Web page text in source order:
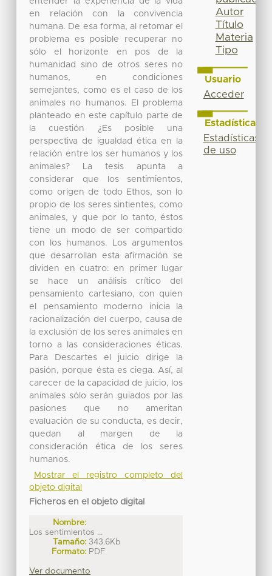
en relación con la convivencia
humana. De esa forma, al retomar el
problema es posible recuperar no
sólo el horizonte en pos de la
humanidad sino de otros seres no
humanos, en condiciones
semejantes, como es el caso de los
animales no humanos. El problema
planteado en este capítulo parte de
la cuestión ¿Es posible una
perspectiva de igualdad ética en la
relación entre los ser humanos y los
animales? La tesis apunta a
considerar que los sentimientos,
como origen de todo Ethos, son lo
propio de los seres sintientes, como
animales, y que por lo tanto, éstos
tiene un modo de ser compartido
con los humanos. Los argumentos
que desarrollan esta afirmación se
dividen en cuatro: en primer lugar
se hace un análisis crítico del
pensamiento cartesiano, con quien
el pensamiento moderno inicia la
racionalización del cuerpo, causa de
la exclusión de los seres animales en
torno a las consideraciones éticas.
Para Descartes el juicio dirige la
pasión, porque ésta es ciega. Así, al
carecer de la capacidad de juicio, los
animales sólo serán guiados por las
pasiones que no ameritan
evaluación de su conducta, es decir,
quedan al margen de la
consideración ética de los seres
humanos.
Mostrar el registro completo del
objeto digital
Ficheros en el objeto digital
Nombre:
Los sentimientos ...
Tamaño: 343.6Kb
Formato: PDF
Ver documento
Autor
Título
Materia
Tipo
Usuario
Acceder
Estadísticas
Estadísticas
de uso